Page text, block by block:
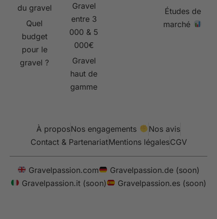
du gravel
Quel
budget
pour le
gravel ?
Gravel
entre 3
000 & 5
000€
Gravel
haut de
gamme
Études de
marché
À proposNos engagements
Nos avis
Contact & PartenariatMentions légalesCGV
Gravelpassion.com
Gravelpassion.de (soon)
Gravelpassion.it (soon)
Gravelpassion.es (soon)